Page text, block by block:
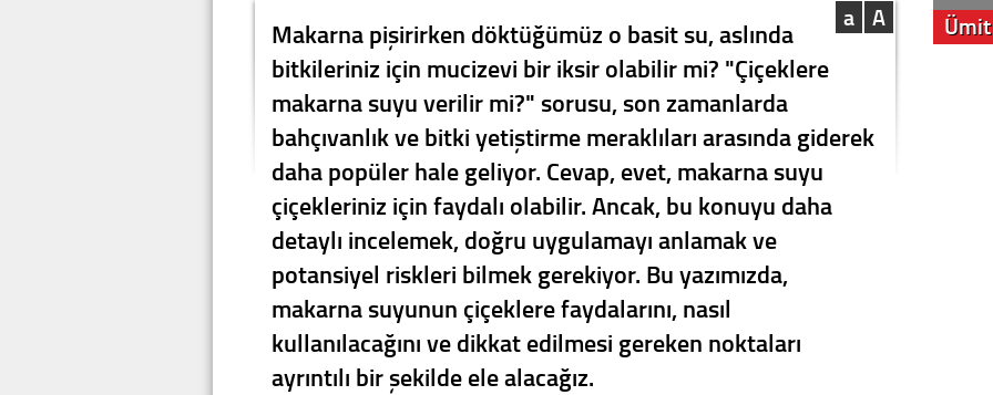
A
a
Makarna pişirirken döktüğümüz o basit su, aslında
bitkileriniz için mucizevi bir iksir olabilir mi? "Çiçeklere
makarna suyu verilir mi?" sorusu, son zamanlarda
bahçıvanlık ve bitki yetiştirme meraklıları arasında giderek
daha popüler hale geliyor. Cevap, evet, makarna suyu
çiçekleriniz için faydalı olabilir. Ancak, bu konuyu daha
detaylı incelemek, doğru uygulamayı anlamak ve
potansiyel riskleri bilmek gerekiyor. Bu yazımızda,
makarna suyunun çiçeklere faydalarını, nasıl
kullanılacağını ve dikkat edilmesi gereken noktaları
ayrıntılı bir şekilde ele alacağız.